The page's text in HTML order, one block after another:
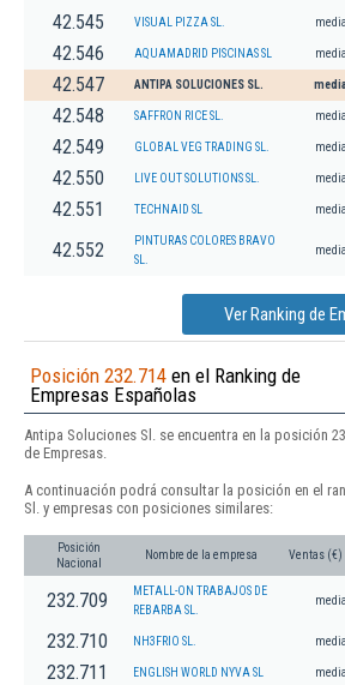
42.545 VISUAL PIZZA SL.
42.546 AQUAMADRID PISCINAS SL
42.547 ANTIPA SOLUCIONES SL.
42.548 SAFFRON RICE SL.
42.549 GLOBAL VEG TRADING SL.
42.550 LIVE OUT SOLUTIONS SL.
42.551 TECHNAID SL
42.552
PINTURAS COLORES BRAVO
SL.
Ver Ranking de
Posición 232.714 en el Ranking de
Empresas Españolas
Antipa Soluciones Sl. se encuentra en la posición
de Empresas.
A continuación podrá consultar la posición en el
Sl. y empresas con posiciones similares:
Posición
Nacional
Nombre de la empresa Ventas (€)
232.709
METALL-ON TRABAJOS DE
REBARBA SL.
232.710 NH3FRIO SL.
232.711 ENGLISH WORLD NYVA SL